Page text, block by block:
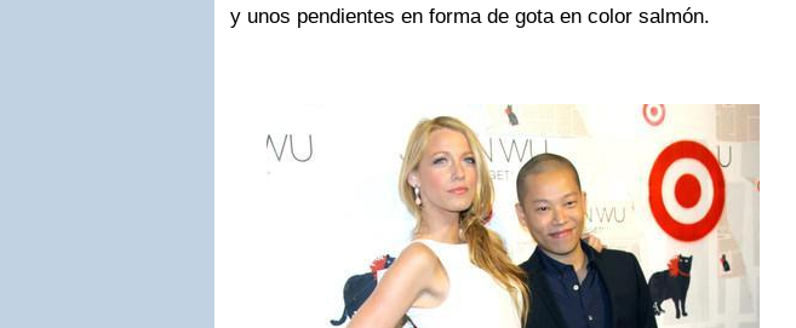
y unos pendientes en forma de gota en color salmón.